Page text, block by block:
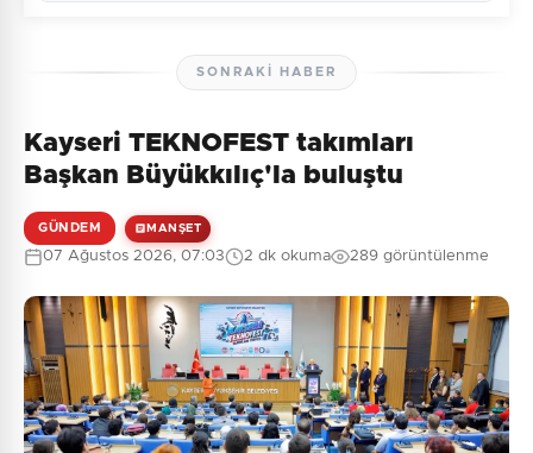
Güvenlik Sorusu:
6 + 3 = ?
Gönder
Henüz yorum yapılmamış. İlk yorumu siz yapın!
SONRAKI HABER
Kayseri TEKNOFEST takımları
Başkan Büyükkılıç'la buluştu
GÜNDEM MANŞET
07 Ağustos 2026, 07:03 2 dk okuma 289 görüntülenme